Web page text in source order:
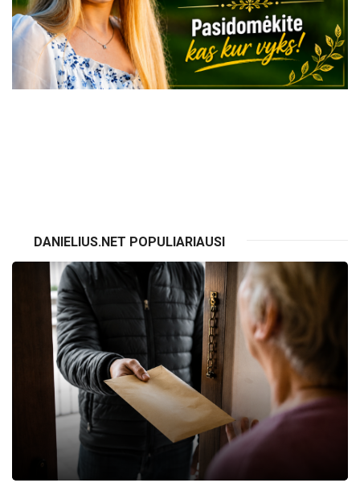
DANIELIUS.NET POPULIARIAUSI